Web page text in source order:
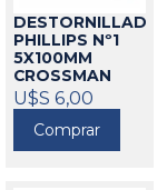
PHILLIPS Nº1
5X100MM
CROSSMAN
550026
U$S 6,00
Comprar